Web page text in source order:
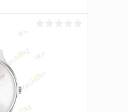
цену
Сравнение
Под заказ